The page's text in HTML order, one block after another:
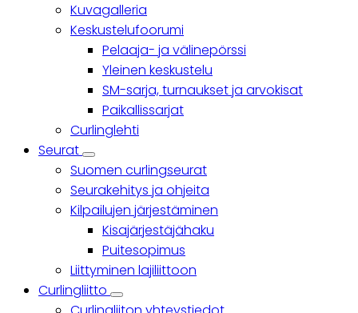
Kuvagalleria
Keskustelufoorumi
Pelaaja- ja välinepörssi
Yleinen keskustelu
SM-sarja, turnaukset ja arvokisat
Paikallissarjat
Curlinglehti
Seurat
Seurat
sub-
navigation
Suomen curlingseurat
Seurakehitys ja ohjeita
Kilpailujen järjestäminen
Kisajärjestäjähaku
Puitesopimus
Liittyminen lajiliittoon
Curlingliitto
Curlingliitto